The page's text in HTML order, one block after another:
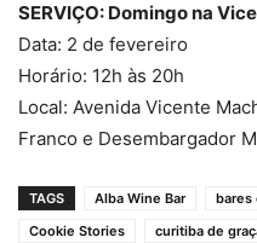
SERVIÇO: Domingo na
Data: 2 de fevereiro
Horário: 12h às 20h
Local: Avenida Vicente
Franco e Desembargador
TAGS Alba Wine Bar bares
Cookie Stories
curitiba de